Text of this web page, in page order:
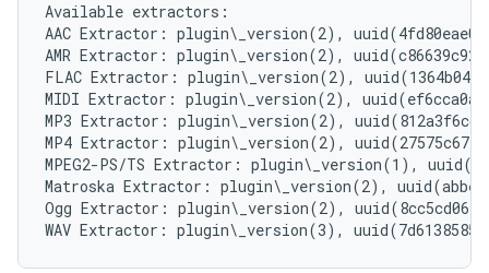
Available extractors:
AAC Extractor: plugin\_version(2),
AMR Extractor: plugin\_version(2),
FLAC Extractor: plugin\_version(2),
MIDI Extractor: plugin\_version(2),
MP3 Extractor: plugin\_version(2),
MP4 Extractor: plugin\_version(2),
MPEG2-PS/TS Extractor: plugin\_version(1),
Matroska Extractor: plugin\_version(2),
Ogg Extractor: plugin\_version(2),